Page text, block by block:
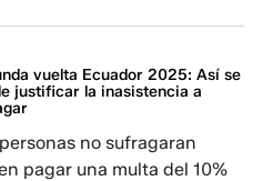
vuelta Ecuador 2025: Así se
justificar la inasistencia a
no sufragaran
pagar una multa del 10%